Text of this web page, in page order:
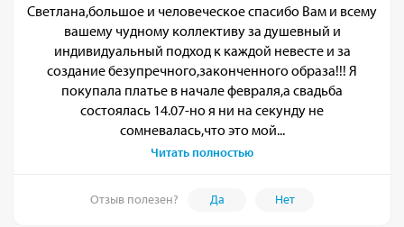
Светлана,большое и человеческое спасибо Вам и всему
вашему чудному коллективу за душевный и
индивидуальный подход к каждой невесте и за
создание безупречного,законченного образа!!! Я
покупала платье в начале февраля,а свадьба
состоялась 14.07-но я ни на секунду не
сомневалась,что это мой...
Читать полностью
Отзыв полезен? Да Нет